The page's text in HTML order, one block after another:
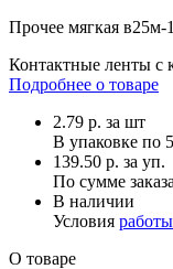
Прочее мягкая
Контактные ленты с
Подробнее о товаре
2.79 р. за шт
В упаковке по
139.50 р. за уп.
По сумме
В наличии
Условия
О товаре